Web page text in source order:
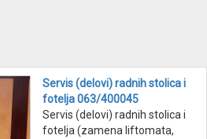
Servis (delovi) radnih stolica i
fotelja 063/400045
Servis (delovi) radnih stolica i
fotelja (zamena liftomata,